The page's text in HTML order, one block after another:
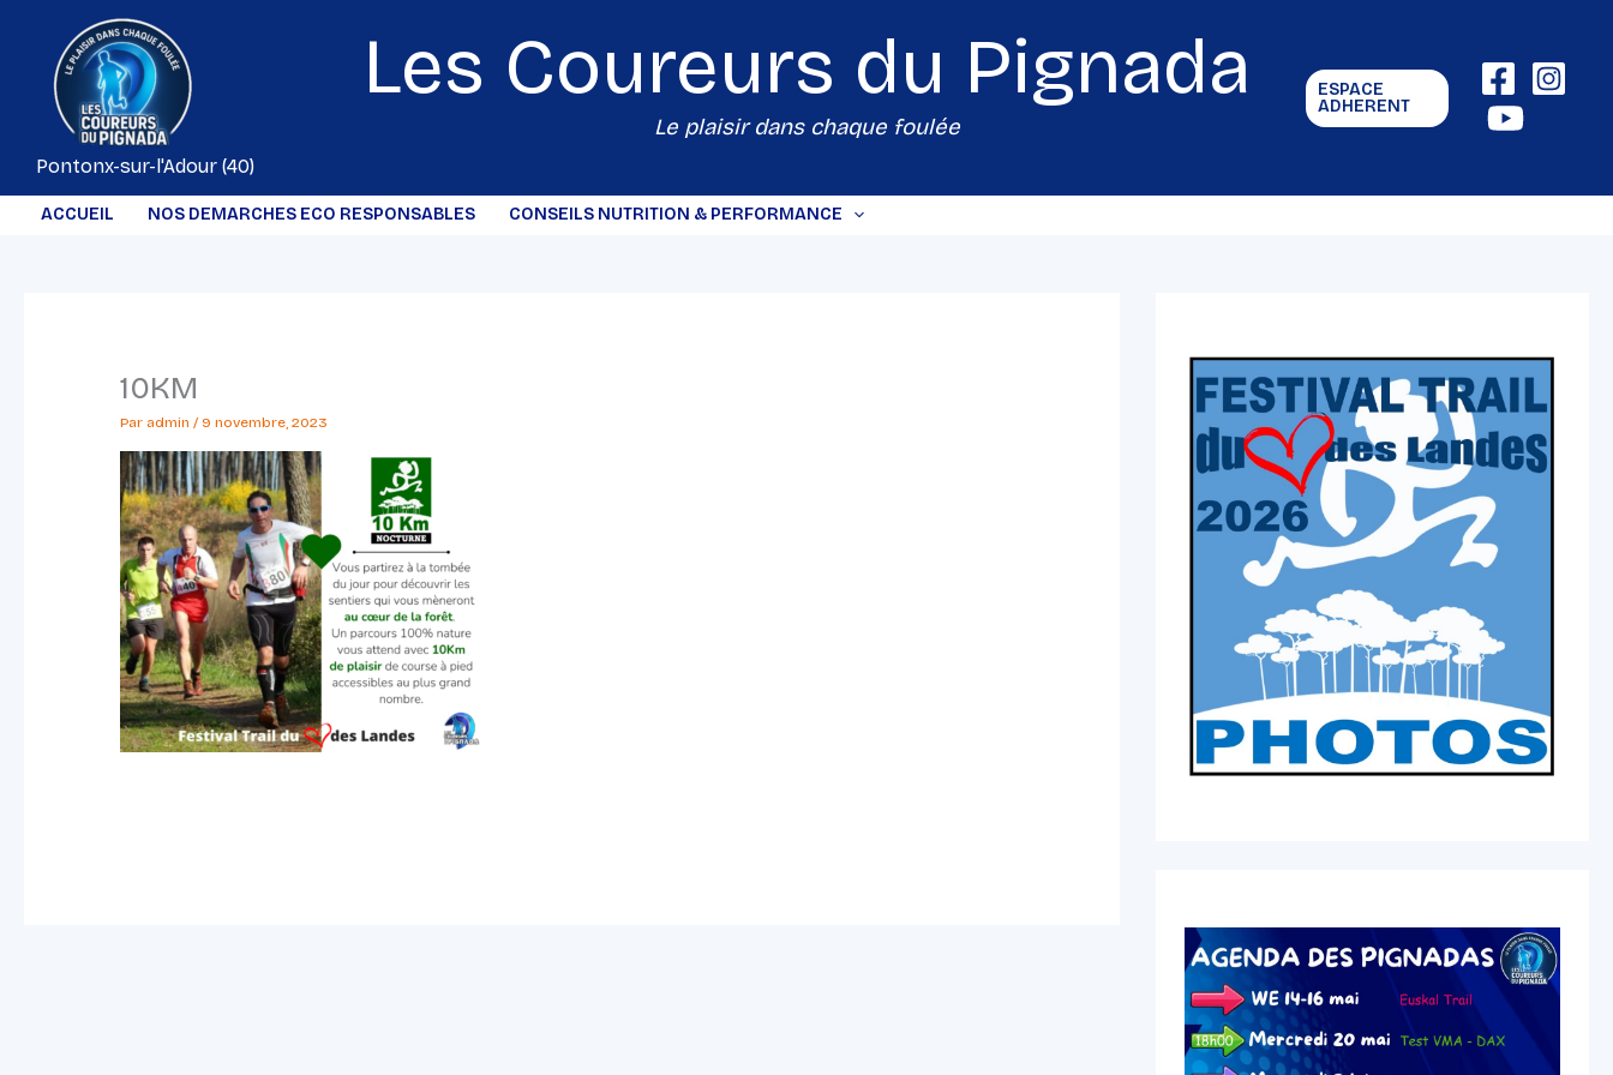
contenu
Pontonx-sur-l'Adour (40)
Les Coureurs du Pignada
Le plaisir dans chaque foulée
ESPACE
ADHERENT
ACCUEIL NOS DEMARCHES ECO RESPONSABLES CONSEILS NUTRITION & PERFORMANCE
10KM
Par admin/ 9 novembre, 2023